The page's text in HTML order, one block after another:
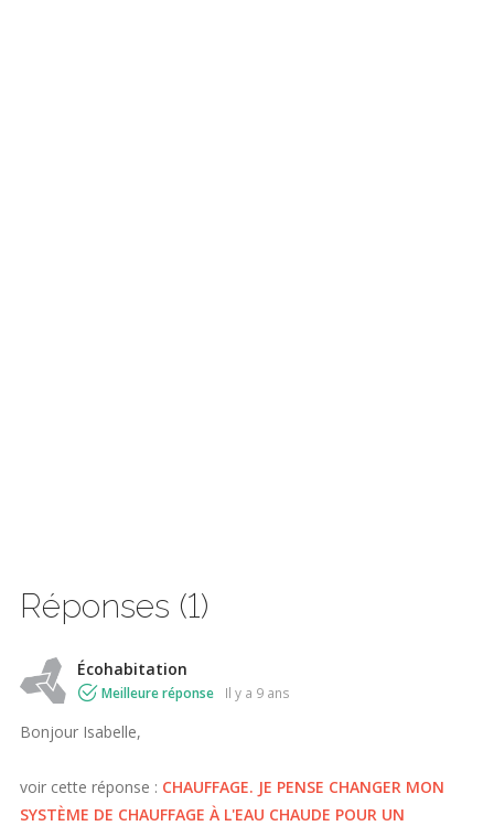
Réponses (1)
Écohabitation
Meilleure réponse il y a 9 ans
Bonjour Isabelle,
voir cette réponse : CHAUFFAGE. JE PENSE CHANGER MON
SYSTÈME DE CHAUFFAGE À L'EAU CHAUDE POUR UN